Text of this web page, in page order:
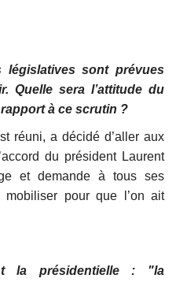
législatives sont prévues
Quelle sera l’attitude du
à ce scrutin ?
réuni, a décidé d’aller aux
du président Laurent
et demande à tous ses
pour que l’on ait
la présidentielle : "la